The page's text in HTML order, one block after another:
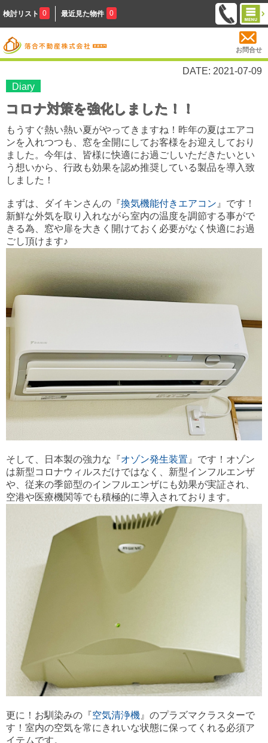
検討リスト 0 最近見た物件 0
お問合せ
DATE: 2021-07-09
Diary
コロナ対策を強化しました！！
もうすぐ熱い熱い夏がやってきますね！ 昨年の夏はエアコ
ンを入れつつも、窓を全開にしてお客様をお迎えしており
ました。今年は、皆様に快適にお過ごしいただきたいとい
う想いから、行政も効果を認め推奨している製品を導入致
しました！
まずは、ダイキンさんの『換気機能付きエアコン 』です！
新鮮な外気を取り入れながら室内の温度を調節する事がで
きる為、 窓や扉を大きく開けておく必要がなく快適にお過
ごし頂けます♪
そして、日本製の強力な『オゾン発生装置 』です！オゾン
は新型コロナウィルスだけではなく、新型インフルエンザ
や、従来の季節型のインフルエンザにも効果が実証され、
空港や医療機関等でも積極的に導入されております。
更に！お馴染みの『空気清浄機 』のプラズマクラスターで
す！室内の空気を常にきれいな状態に保ってくれる必須ア
イテムです。